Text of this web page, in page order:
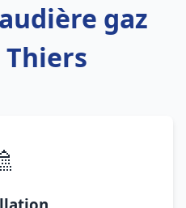
gaz
Thiers